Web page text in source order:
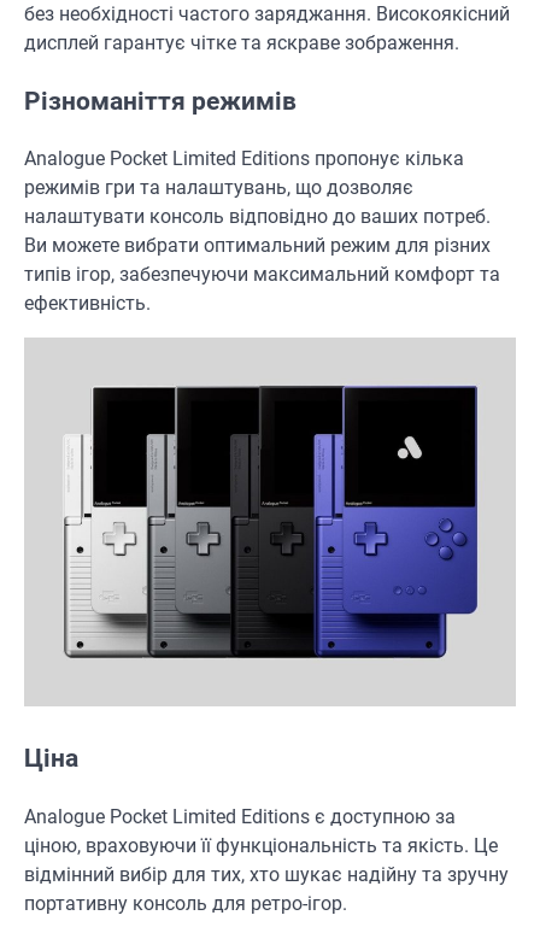
без необхідності частого заряджання. Високоякісний
дисплей гарантує чітке та яскраве зображення.
Різноманіття режимів
Analogue Pocket Limited Editions пропонує кілька
режимів гри та налаштувань, що дозволяє
налаштувати консоль відповідно до ваших потреб.
Ви можете вибрати оптимальний режим для різних
типів ігор, забезпечуючи максимальний комфорт та
ефективність.
Ціна
Analogue Pocket Limited Editions є доступною за
ціною, враховуючи її функціональність та якість. Це
відмінний вибір для тих, хто шукає надійну та зручну
портативну консоль для ретро-ігор.